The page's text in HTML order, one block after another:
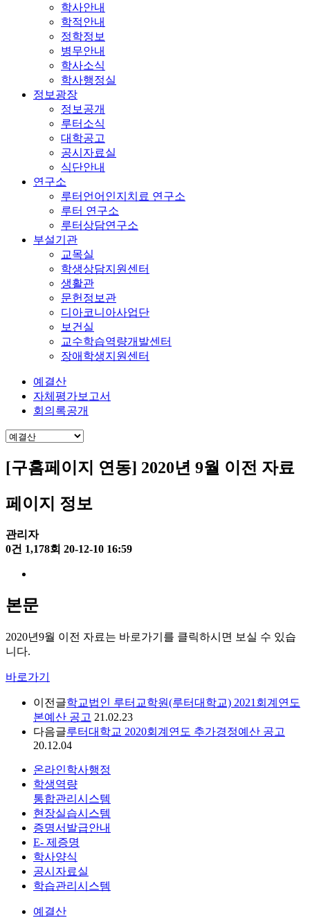
학사안내
학적안내
정학정보
병무안내
학사소식
학사행정실
정보광장
정보공개
루터소식
대학공고
공시자료실
식단안내
연구소
루터언어인지치료 연구소
루터 연구소
루터상담연구소
부설기관
교목실
학생상담지원센터
생활관
문헌정보관
디아코니아사업단
보건실
교수학습역량개발센터
장애학생지원센터
예결산
자체평가보고서
회의록공개
[구홈페이지 연동] 2020년 9월 이전 자료
페이지 정보
관리자
0건 1,178회 20-12-10 16:59
본문
2020년9월 이전 자료는 바로가기를 클릭하시면 보실 수 있습
니다.
바로가기
이전글학교법인 루터교학원(루터대학교) 2021회계연도
본예산 공고 21.02.23
다음글루터대학교 2020회계연도 추가경정예산 공고
20.12.04
온라인학사행정
학생역량
통합관리시스템
현장실습시스템
증명서발급안내
E- 제증명
학사양식
공시자료실
학습관리시스템
예결산